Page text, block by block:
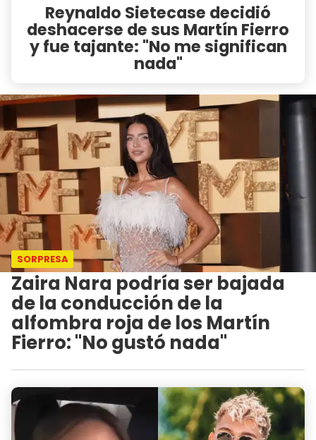
Reynaldo Sietecase decidió
deshacerse de sus Martín Fierro
y fue tajante: "No me significan
nada"
SORPRESA
Zaira Nara podría ser bajada
de la conducción de la
alfombra roja de los Martín
Fierro: "No gustó nada"